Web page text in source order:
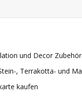
und Decor Zubehör
, Terrakotta- und
kaufen